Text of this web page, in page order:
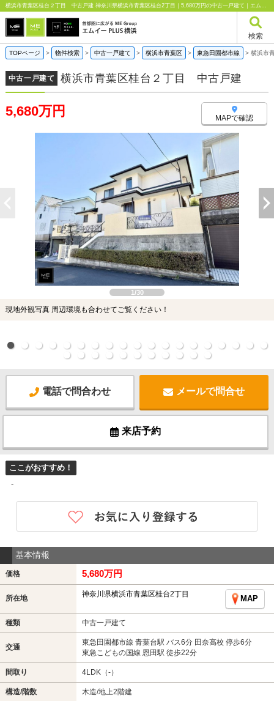
横浜市青葉区桂台２丁目 中古戸建 神奈川県横浜市青葉区桂台2丁目｜5,680万円の中古一戸建て｜エムイーPLUS横浜
検索
TOPページ > 物件検索 > 中古一戸建て > 横浜市青葉区 > 東急田園都市線 > 横浜市
中古一戸建て 横浜市青葉区桂台２丁目 中古戸建
5,680万円 MAPで確認
1/30
現地外観写真 周辺環境も合わせてご覧ください！
電話で問合わせ メールで問合せ
来店予約
ここがおすすめ！
-
基本情報
価格 5,680万円
所在地 神奈川県横浜市青葉区桂台2丁目
MAP
種類 中古一戸建て
交通
東急田園都市線 青葉台駅 バス6分 田奈高校 停歩6分
東急こどもの国線 恩田駅 徒歩22分
間取り 4LDK（-）
構造/階数 木造/地上2階建